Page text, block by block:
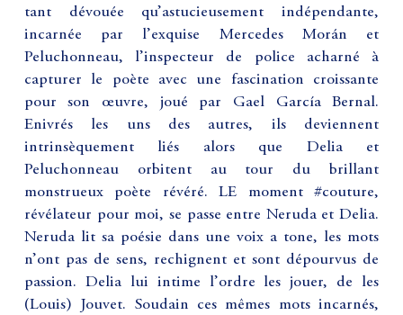
tant dévouée qu’astucieusement indépendante,
incarnée par l’exquise Mercedes Morán et
Peluchonneau, l’inspecteur de police acharné à
capturer le poète avec une fascination croissante
pour son œuvre, joué par Gael García Bernal.
Enivrés les uns des autres, ils deviennent
intrinsèquement liés alors que Delia et
Peluchonneau orbitent au tour du brillant
monstrueux poète révéré. LE moment #couture,
révélateur pour moi, se passe entre Neruda et Delia.
Neruda lit sa poésie dans une voix a tone, les mots
n’ont pas de sens, rechignent et sont dépourvus de
passion. Delia lui intime l’ordre les jouer, de les
(Louis) Jouvet. Soudain ces mêmes mots incarnés,